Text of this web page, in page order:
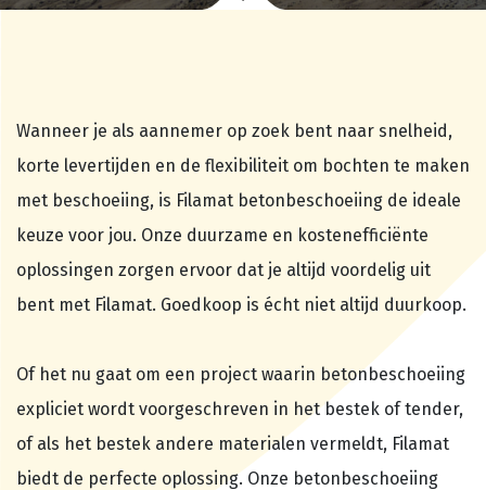
Wanneer je als aannemer op zoek bent naar snelheid,
korte levertijden en de flexibiliteit om bochten te maken
met beschoeiing, is Filamat betonbeschoeiing de ideale
keuze voor jou. Onze duurzame en kostenefficiënte
oplossingen zorgen ervoor dat je altijd voordelig uit
bent met Filamat. Goedkoop is écht niet altijd duurkoop.
Of het nu gaat om een project waarin betonbeschoeiing
expliciet wordt voorgeschreven in het bestek of tender,
of als het bestek andere materialen vermeldt, Filamat
biedt de perfecte oplossing. Onze betonbeschoeiing